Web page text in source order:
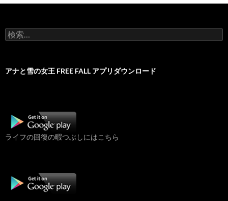
検
索:
アナと雪の女王 FREE FALL アプリダウンロード
ライフの回復の暇つぶしにはこちら